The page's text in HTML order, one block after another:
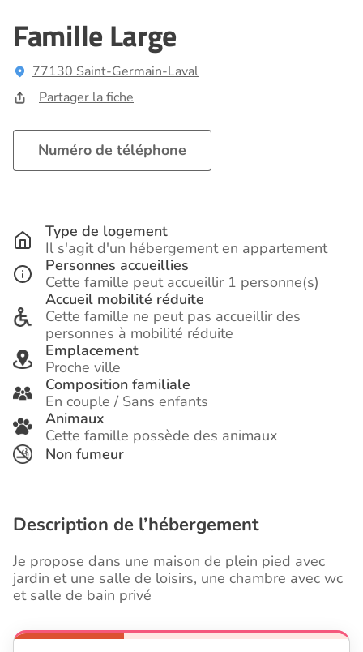
Famille Large
77130 Saint-Germain-Laval
Partager la fiche
Numéro de téléphone
Type de logement
Il s'agit d'un hébergement en appartement
Personnes accueillies
Cette famille peut accueillir 1 personne(s)
Accueil mobilité réduite
Cette famille ne peut pas accueillir des
personnes à mobilité réduite
Emplacement
Proche ville
Composition familiale
En couple / Sans enfants
Animaux
Cette famille possède des animaux
Non fumeur
Description de l’hébergement
Je propose dans une maison de plein pied avec
jardin et une salle de loisirs, une chambre avec wc
et salle de bain privé